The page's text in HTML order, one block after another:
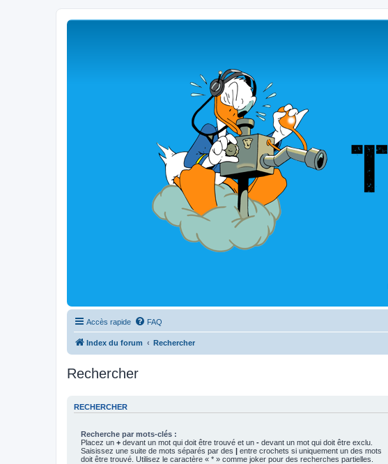
Accès rapide FAQ
Index du forum Rechercher
Rechercher
RECHERCHER
Recherche par mots-clés :
Placez un+ devant un mot qui doit être trouvé et un- devant un mot qui doit être exclu.
Saisissez une suite de mots séparés par des| entre crochets si uniquement un des mots
doit être trouvé. Utilisez le caractère « * » comme joker pour des recherches partielles.